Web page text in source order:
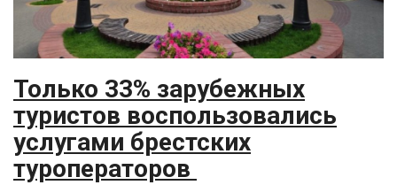
Только 33% зарубежных
туристов воспользовались
услугами брестских
туроператоров